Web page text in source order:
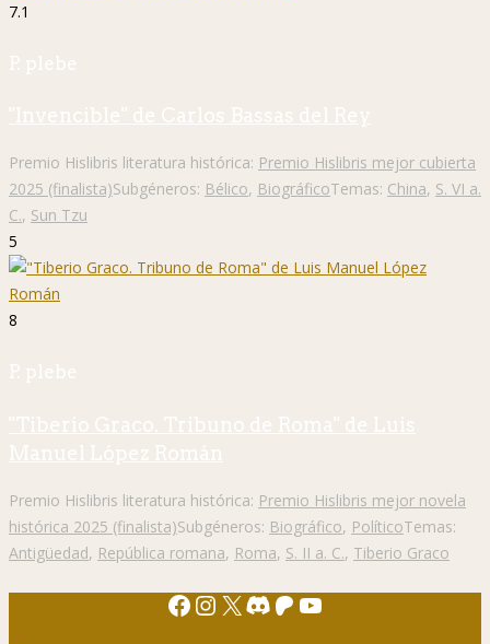
7.1
P. plebe
"Invencible" de Carlos Bassas del Rey
Premio Hislibris literatura histórica: Premio Hislibris mejor cubierta
2025 (finalista)Subgéneros: Bélico, BiográficoTemas: China, S. VI a.
C., Sun Tzu
5
8
P. plebe
"Tiberio Graco. Tribuno de Roma" de Luis
Manuel López Román
Premio Hislibris literatura histórica: Premio Hislibris mejor novela
histórica 2025 (finalista)Subgéneros: Biográfico, PolíticoTemas:
Antigüedad, República romana, Roma, S. II a. C., Tiberio Graco
Facebook
Instagram
X Discord
Patreon
YouTube